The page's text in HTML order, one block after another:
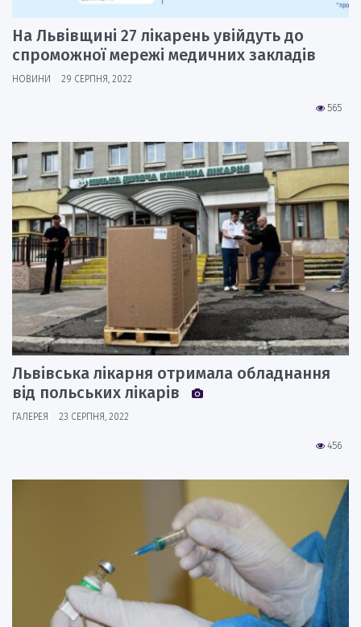
На Львівщині 27 лікарень увійдуть до
спроможної мережі медичних закладів
НОВИНИ 29 СЕРПНЯ, 2022
565
Львівська лікарня отримала обладнання
від польських лікарів
ГАЛЕРЕЯ 23 СЕРПНЯ, 2022
456